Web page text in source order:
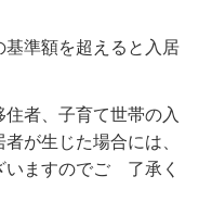
準額を超えると入居
者、子育て世帯の入
が生じた場合には、
いますのでご 了承く